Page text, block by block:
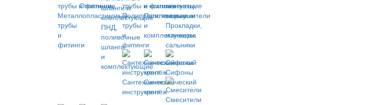
Металлопластиковые
трубы
и
фитинги
Отопление
ПНД,
поливочные
шланги
и
комплектующие
Полипропиленовые
трубы
и
фитинги
Полотенцесушители
и
комплектующие
Прокладки,
манжеты,
сальники
Сантехнический
инструмент
Сантехнический
крепёж
Сифоны
Смесители